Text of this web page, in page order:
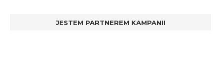
JESTEM PARTNEREM KAMPANII